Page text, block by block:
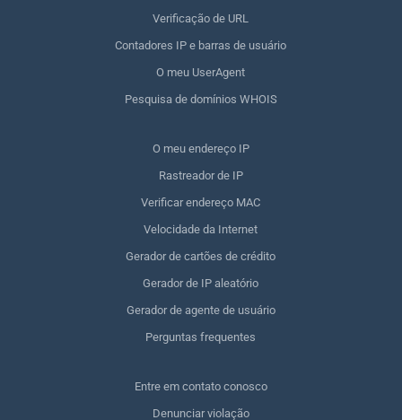
Verificação de URL
Contadores IP e barras de usuário
O meu UserAgent
Pesquisa de domínios WHOIS
O meu endereço IP
Rastreador de IP
Verificar endereço MAC
Velocidade da Internet
Gerador de cartões de crédito
Gerador de IP aleatório
Gerador de agente de usuário
Perguntas frequentes
Entre em contato conosco
Denunciar violação